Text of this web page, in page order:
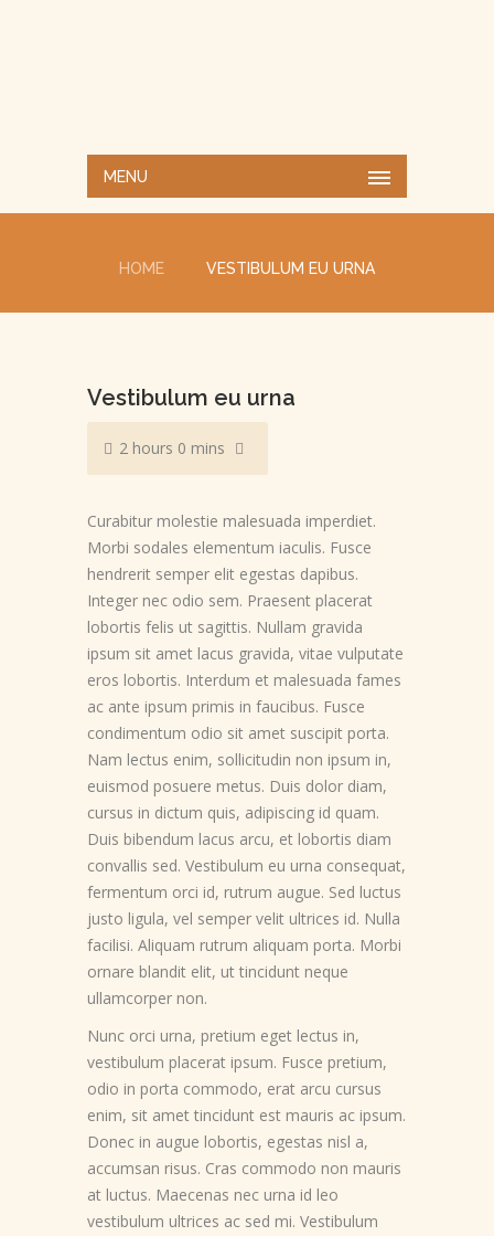
MENU
HOME VESTIBULUM EU URNA
Vestibulum eu urna
2 hours 0 mins
Curabitur molestie malesuada imperdiet.
Morbi sodales elementum iaculis. Fusce
hendrerit semper elit egestas dapibus.
Integer nec odio sem. Praesent placerat
lobortis felis ut sagittis. Nullam gravida
ipsum sit amet lacus gravida, vitae vulputate
eros lobortis. Interdum et malesuada fames
ac ante ipsum primis in faucibus. Fusce
condimentum odio sit amet suscipit porta.
Nam lectus enim, sollicitudin non ipsum in,
euismod posuere metus. Duis dolor diam,
cursus in dictum quis, adipiscing id quam.
Duis bibendum lacus arcu, et lobortis diam
convallis sed. Vestibulum eu urna consequat,
fermentum orci id, rutrum augue. Sed luctus
justo ligula, vel semper velit ultrices id. Nulla
facilisi. Aliquam rutrum aliquam porta. Morbi
ornare blandit elit, ut tincidunt neque
ullamcorper non.
Nunc orci urna, pretium eget lectus in,
vestibulum placerat ipsum. Fusce pretium,
odio in porta commodo, erat arcu cursus
enim, sit amet tincidunt est mauris ac ipsum.
Donec in augue lobortis, egestas nisl a,
accumsan risus. Cras commodo non mauris
at luctus. Maecenas nec urna id leo
vestibulum ultrices ac sed mi. Vestibulum